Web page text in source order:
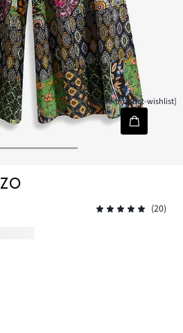
[node-product-wishlist]
(20)